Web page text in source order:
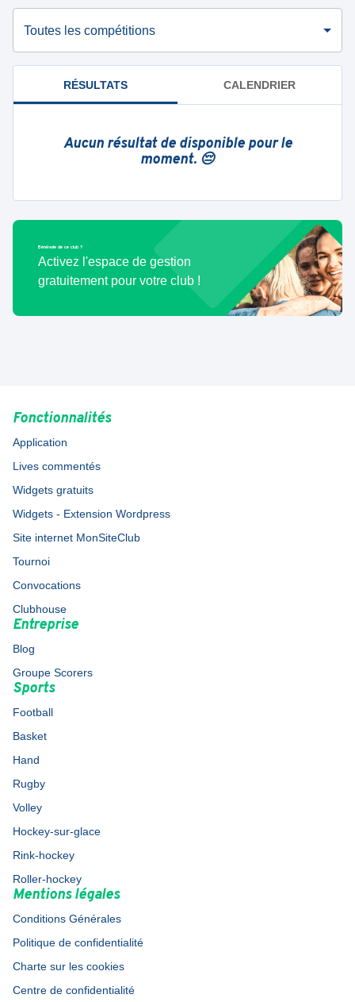
Toutes les compétitions
RÉSULTATS CALENDRIER
Aucun résultat de disponible pour le
moment. 😔
Bénévole de ce club ?
Activez l'espace de gestion
gratuitement pour votre club !
Fonctionnalités
Application
Lives commentés
Widgets gratuits
Widgets - Extension Wordpress
Site internet MonSiteClub
Tournoi
Convocations
Clubhouse
Entreprise
Blog
Groupe Scorers
Sports
Football
Basket
Hand
Rugby
Volley
Hockey-sur-glace
Rink-hockey
Roller-hockey
Mentions légales
Conditions Générales
Politique de confidentialité
Charte sur les cookies
Centre de confidentialité